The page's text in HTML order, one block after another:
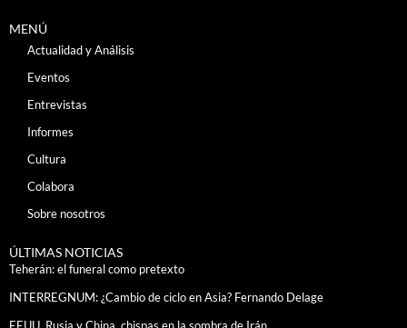
MENÚ
Actualidad y Análisis
Eventos
Entrevistas
Informes
Cultura
Colabora
Sobre nosotros
ÚLTIMAS NOTICIAS
Teherán: el funeral como pretexto
INTERREGNUM: ¿Cambio de ciclo en Asia? Fernando Delage